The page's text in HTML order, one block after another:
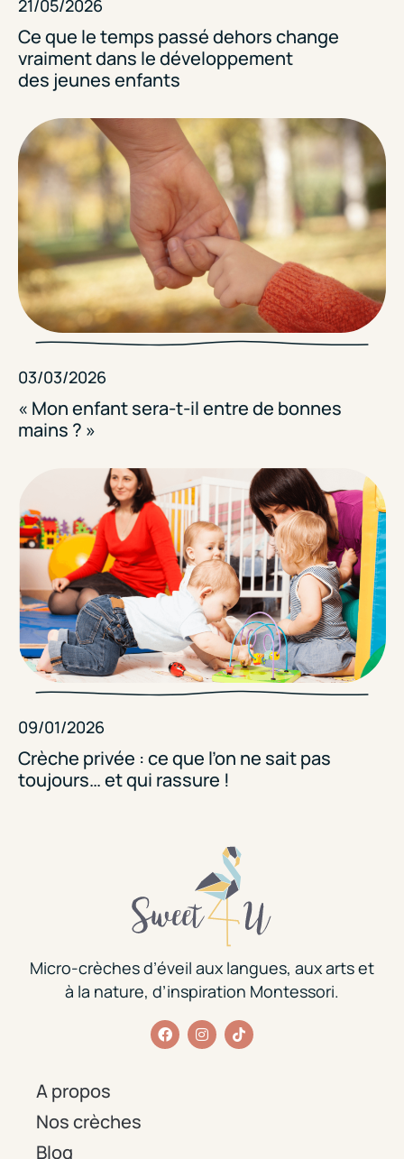
21/05/2026
Ce que le temps passé dehors change
vraiment dans le développement
des jeunes enfants
03/03/2026
« Mon enfant sera-t-il entre de bonnes
mains ? »
09/01/2026
Crèche privée : ce que l’on ne sait pas
toujours… et qui rassure !
Micro-crèches d’éveil aux langues, aux arts et
à la nature, d’inspiration Montessori.
A propos
Nos crèches
Blog